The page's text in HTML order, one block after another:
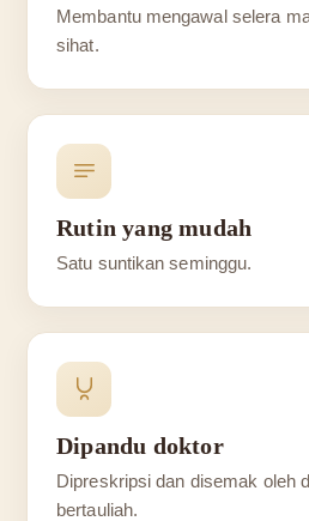
Membantu mengawal selera
sihat.
Rutin yang mudah
Satu suntikan seminggu.
Dipandu doktor
Dipreskripsi dan disemak oleh
bertauliah.